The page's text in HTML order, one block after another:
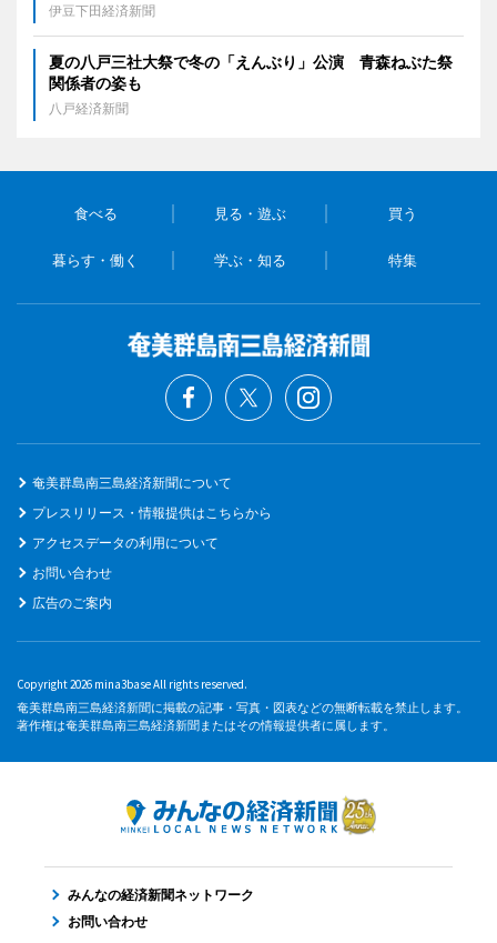
伊豆下田経済新聞
夏の八戸三社大祭で冬の「えんぶり」公演 青森ねぶた祭
関係者の姿も
八戸経済新聞
食べる 見る・遊ぶ 買う
暮らす・働く 学ぶ・知る 特集
奄美群島南三島経済新聞について
プレスリリース・情報提供はこちらから
アクセスデータの利用について
お問い合わせ
広告のご案内
Copyright 2026 mina3base All rights reserved.
奄美群島南三島経済新聞に掲載の記事・写真・図表などの無断転載を禁止します。
著作権は奄美群島南三島経済新聞またはその情報提供者に属します。
みんなの経済新聞ネットワーク
お問い合わせ